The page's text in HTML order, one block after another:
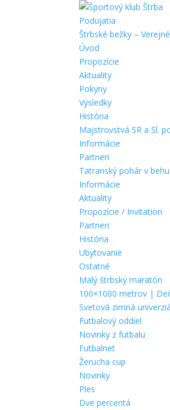
Podujatia
Štrbské bežky –
Úvod
Propozície
Aktuality
Pokyny
Výsledky
História
Majstrovstvá SR a Sl.
Informácie
Partneri
Tatranský pohár v
Informácie
Aktuality
Propozície / Invitation
Partneri
História
Ubytovanie
Ostatné
Malý štrbský maratón
100×1000 metrov |
Svetová zimná
Futbalový oddiel
Novinky z futbalu
Futbalnet
Žerucha cup
Novinky
Ples
Dve percentá